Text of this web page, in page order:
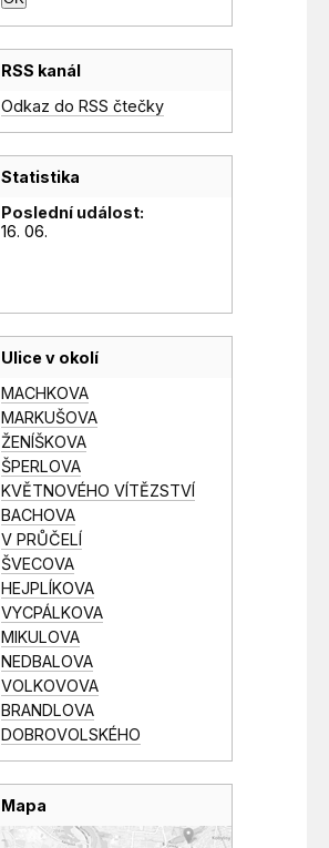
RSS kanál
Odkaz do RSS čtečky
Statistika
Poslední událost:
16. 06.
Ulice v okolí
MACHKOVA
MARKUŠOVA
ŽENÍŠKOVA
ŠPERLOVA
KVĚTNOVÉHO VÍTĚZSTVÍ
BACHOVA
V PRŮČELÍ
ŠVECOVA
HEJPLÍKOVA
VYCPÁLKOVA
MIKULOVA
NEDBALOVA
VOLKOVOVA
BRANDLOVA
DOBROVOLSKÉHO
Mapa